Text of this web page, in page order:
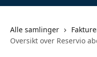
Alle samlinger
Oversikt over Reservio